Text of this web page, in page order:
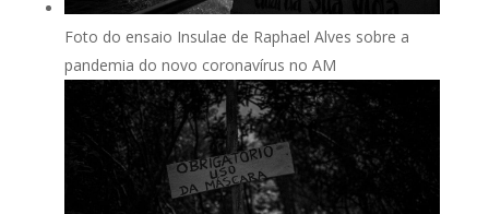
Foto do ensaio Insulae de Raphael Alves sobre a
pandemia do novo coronavírus no AM